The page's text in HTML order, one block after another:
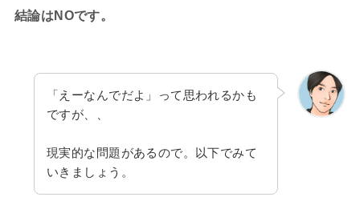
結論はNOです。
「えーなんでだよ」って思われるかも
ですが、、
現実的な問題があるので。以下でみて
いきましょう。